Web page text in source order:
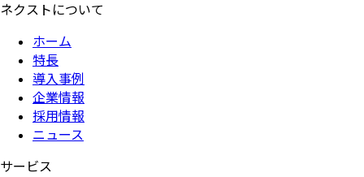
ネクストについて
ホーム
特長
導入事例
企業情報
採用情報
ニュース
サービス